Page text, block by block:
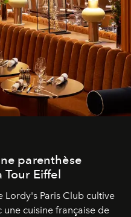
parenthèse
Eiffel
Lordy's Paris Club cultive
cuisine française de